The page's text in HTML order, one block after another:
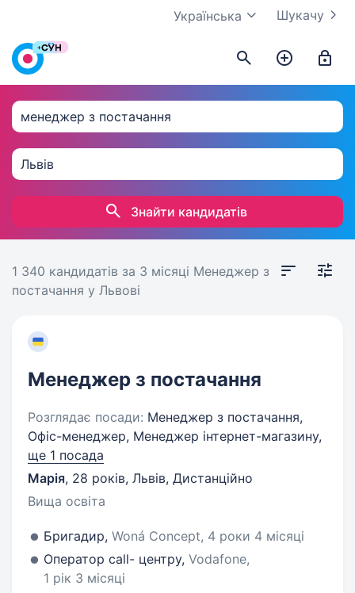
Шукачу
Українська
Знайти кандидатів
1 340 кандидатів за 3 місяці Менеджер з
постачання у Львові
Менеджер з постачання
Розглядає посади: Менеджер з постачання,
Офіс-менеджер, Менеджер інтернет-магазину,
ще 1 посада
Марія, 28 років, Львів, Дистанційно
Вища освіта
Бригадир, Woná Concept, 4 роки 4 місяці
Оператор call- центру, Vodafone,
1 рік 3 місяці